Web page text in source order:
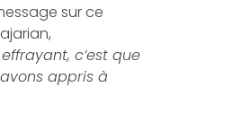
sur ce
c’est que
appris à